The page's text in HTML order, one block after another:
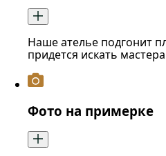
Наше ателье подгонит
придется искать
Фото на примерке